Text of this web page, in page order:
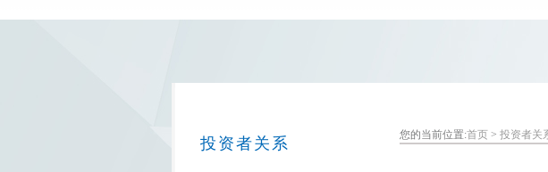
投资者关系 您的当前位置:首页 > 投资者关